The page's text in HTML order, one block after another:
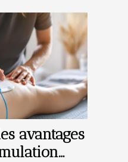
avantages